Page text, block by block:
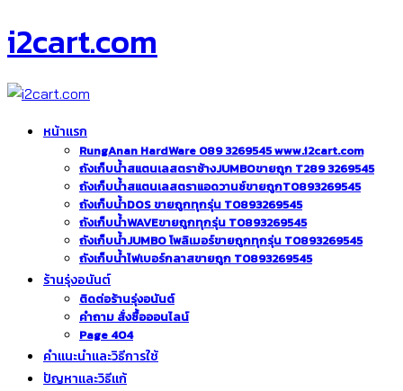
i2cart.com
หน้าแรก
RungAnan HardWare 089 3269545 www.i2cart.com
ถังเก็บน้ำสแตนเลสตราช้างJUMBOขายถูก T289 3269545
ถังเก็บน้ำสแตนเลสตราแอดวานซ์ขายถูกT0893269545
ถังเก็บน้ำDOS ขายถูกทุกรุ่น T0893269545
ถังเก็บน้ำWAVEขายถูกทุกรุ่น T0893269545
ถังเก็บน้ำJUMBO โพลิเมอร์ขายถูกทุกรุ่น T0893269545
ถังเก็บน้ำไฟเบอร์กลาสขายถูก T0893269545
ร้านรุ่งอนันต์
ติดต่อร้านรุ่งอนันต์
คำถาม สั่งซื้อออนไลน์
Page 404
คำแนะนำและวิธีการใช้
ปัญหาและวิธีแก้